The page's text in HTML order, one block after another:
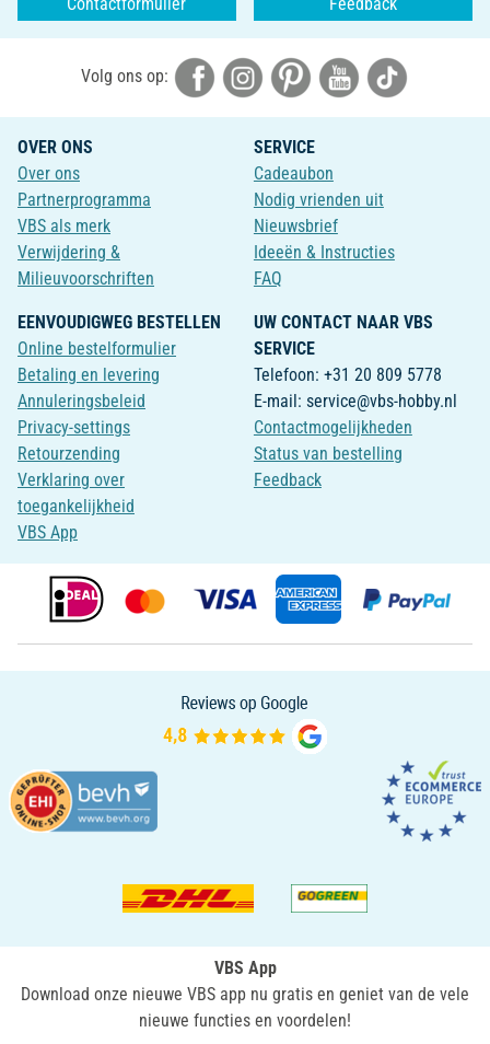
Volg ons op:
OVER ONS
Over ons
Partnerprogramma
VBS als merk
Verwijdering &
Milieuvoorschriften
SERVICE
Cadeaubon
Nodig vrienden uit
Nieuwsbrief
Ideeën & Instructies
FAQ
EENVOUDIGWEG BESTELLEN
Online bestelformulier
Betaling en levering
Annuleringsbeleid
Privacy-settings
Retourzending
Verklaring over
toegankelijkheid
VBS App
UW CONTACT NAAR VBS
SERVICE
Telefoon: +31 20 809 5778
E-mail: service@vbs-hobby.nl
Contactmogelijkheden
Status van bestelling
Feedback
VBS App
Download onze nieuwe VBS app nu gratis en geniet van de vele
nieuwe functies en voordelen!